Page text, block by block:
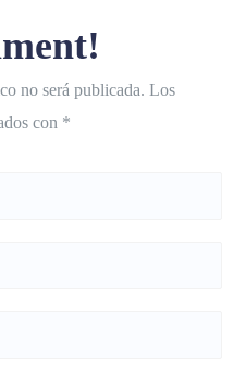
no será publicada. Los
con *